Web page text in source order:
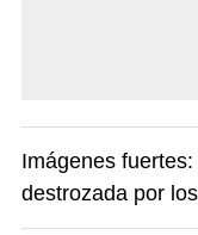
Imágenes
destrozada por